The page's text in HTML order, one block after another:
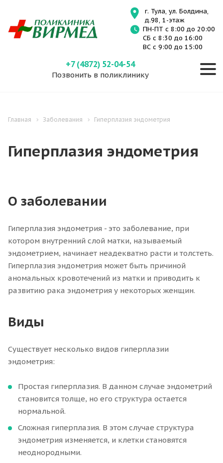
г. Тула, ул. Болдина,
д.98, 1-этаж
ПН-ПТ с 8:00 до 20:00
СБ с 8:30 до 16:00
ВС с 9:00 до 15:00
+7 (4872) 52-04-54
Позвонить в поликлинику
Главная Заболевания Гиперплазия эндометрия
Гиперплазия эндометрия
О заболевании
Гиперплазия эндометрия - это заболевание, при
котором внутренний слой матки, называемый
эндометрием, начинает неадекватно расти и толстеть.
Гиперплазия эндометрия может быть причиной
аномальных кровотечений из матки и приводить к
развитию рака эндометрия у некоторых женщин.
Виды
Существует несколько видов гиперплазии
эндометрия:
Простая гиперплазия. В данном случае эндометрий
становится толще, но его структура остается
нормальной.
Сложная гиперплазия. В этом случае структура
эндометрия изменяется, и клетки становятся
неоднородными.